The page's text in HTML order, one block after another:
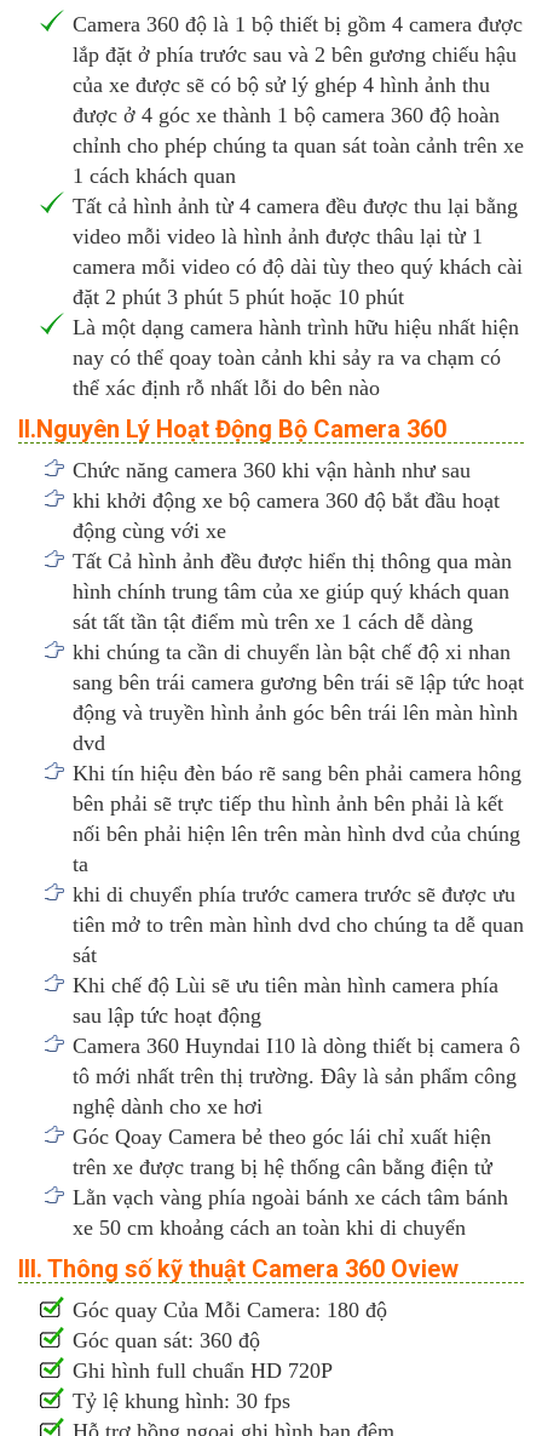
Camera 360 độ là 1 bộ thiết bị gồm 4 camera được
lắp đặt ở phía trước sau và 2 bên gương chiếu hậu
của xe được sẽ có bộ sử lý ghép 4 hình ảnh thu
được ở 4 góc xe thành 1 bộ camera 360 độ hoàn
chỉnh cho phép chúng ta quan sát toàn cảnh trên xe
1 cách khách quan
Tất cả hình ảnh từ 4 camera đều được thu lại bằng
video mỗi video là hình ảnh được thâu lại từ 1
camera mỗi video có độ dài tùy theo quý khách cài
đặt 2 phút 3 phút 5 phút hoặc 10 phút
Là một dạng camera hành trình hữu hiệu nhất hiện
nay có thể qoay toàn cảnh khi sảy ra va chạm có
thể xác định rỗ nhất lỗi do bên nào
II.Nguyên Lý Hoạt Động Bộ Camera 360
Chức năng camera 360 khi vận hành như sau
khi khởi động xe bộ camera 360 độ bắt đầu hoạt
động cùng với xe
Tất Cả hình ảnh đều được hiển thị thông qua màn
hình chính trung tâm của xe giúp quý khách quan
sát tất tần tật điểm mù trên xe 1 cách dễ dàng
khi chúng ta cần di chuyển làn bật chế độ xi nhan
sang bên trái camera gương bên trái sẽ lập tức hoạt
động và truyền hình ảnh góc bên trái lên màn hình
dvd
Khi tín hiệu đèn báo rẽ sang bên phải camera hông
bên phải sẽ trực tiếp thu hình ảnh bên phải là kết
nối bên phải hiện lên trên màn hình dvd của chúng
ta
khi di chuyển phía trước camera trước sẽ được ưu
tiên mở to trên màn hình dvd cho chúng ta dễ quan
sát
Khi chế độ Lùi sẽ ưu tiên màn hình camera phía
sau lập tức hoạt động
Camera 360 Huyndai I10 là dòng thiết bị camera ô
tô mới nhất trên thị trường. Đây là sản phẩm công
nghệ dành cho xe hơi
Góc Qoay Camera bẻ theo góc lái chỉ xuất hiện
trên xe được trang bị hệ thống cân bằng điện tử
Lằn vạch vàng phía ngoài bánh xe cách tâm bánh
xe 50 cm khoảng cách an toàn khi di chuyển
III. Thông số kỹ thuật Camera 360 Oview
Góc quay Của Mỗi Camera: 180 độ
Góc quan sát: 360 độ
Ghi hình full chuẩn HD 720P
Tỷ lệ khung hình: 30 fps